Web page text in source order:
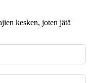
kesken, joten jätä